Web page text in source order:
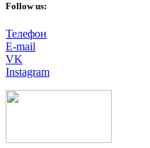
Follow us:
Телефон
E-mail
VK
Instagram